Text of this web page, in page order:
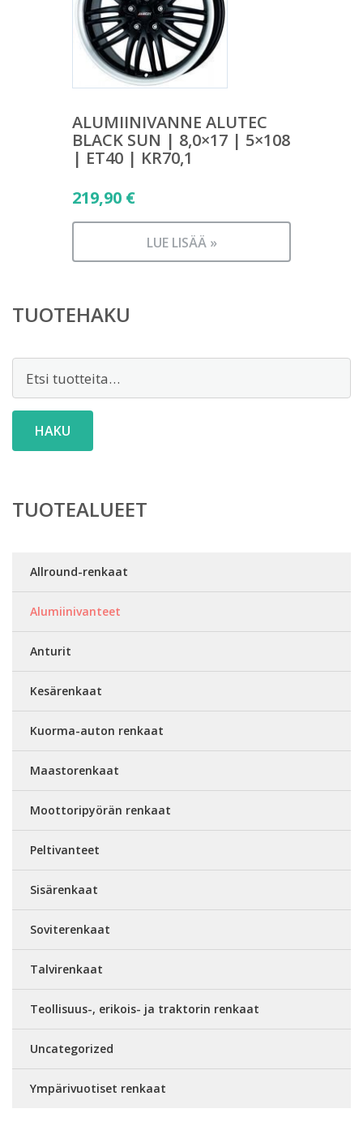
ALUMIINIVANNE ALUTEC
BLACK SUN | 8,0×17 | 5×108
| ET40 | KR70,1
219,90 €
LUE LISÄÄ »
TUOTEHAKU
HAKU
TUOTEALUEET
Allround-renkaat
Alumiinivanteet
Anturit
Kesärenkaat
Kuorma-auton renkaat
Maastorenkaat
Moottoripyörän renkaat
Peltivanteet
Sisärenkaat
Soviterenkaat
Talvirenkaat
Teollisuus-, erikois- ja traktorin renkaat
Uncategorized
Ympärivuotiset renkaat